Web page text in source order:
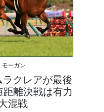
モーガン
ラクレアが最後
離決戦は有力
混戦